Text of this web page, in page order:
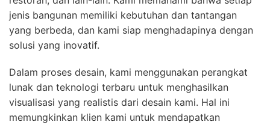
jenis bangunan memiliki kebutuhan dan tantangan
yang berbeda, dan kami siap menghadapinya dengan
solusi yang inovatif.
Dalam proses desain, kami menggunakan perangkat
lunak dan teknologi terbaru untuk menghasilkan
visualisasi yang realistis dari desain kami. Hal ini
memungkinkan klien kami untuk mendapatkan